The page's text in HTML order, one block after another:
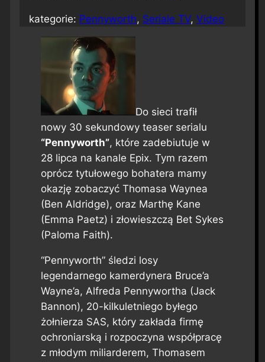
kategorie: Pennyworth, Seriale TV, Video
Do sieci trafił
nowy 30 sekundowy teaser serialu
“Pennyworth”, które zadebiutuje w
28 lipca na kanale Epix. Tym razem
oprócz tytułowego bohatera mamy
okazję zobaczyć Thomasa Waynea
(Ben Aldridge), oraz Marthę Kane
(Emma Paetz) i złowieszczą Bet Sykes
(Paloma Faith).
“Pennyworth” śledzi losy
legendarnego kamerdynera Bruce’a
Wayne’a, Alfreda Pennywortha (Jack
Bannon), 20-kilkuletniego byłego
żołnierza SAS, który zakłada firmę
ochroniarską i rozpoczyna współpracę
z młodym miliarderem, Thomasem